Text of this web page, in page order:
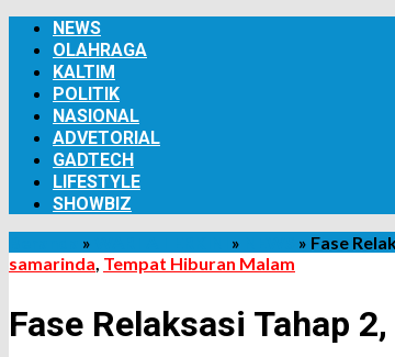
NEWS
OLAHRAGA
KALTIM
POLITIK
NASIONAL
ADVETORIAL
GADTECH
LIFESTYLE
SHOWBIZ
» » » Fase
samarinda, Tempat Hiburan Malam
Fase Relaksasi Tahap